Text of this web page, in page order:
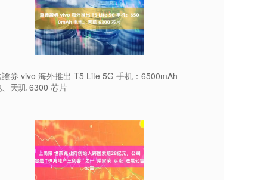
券 vivo 海外推出 T5 Lite 5G 手机：6500mAh
天玑 6300 芯片